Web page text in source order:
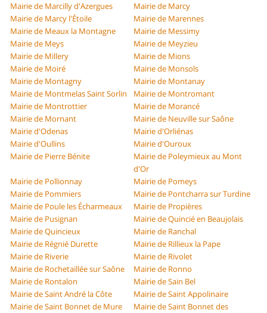
Mairie de Marcilly d'Azergues
Mairie de Marcy
Mairie de Marcy l'Étoile
Mairie de Marennes
Mairie de Meaux la Montagne
Mairie de Messimy
Mairie de Meys
Mairie de Meyzieu
Mairie de Millery
Mairie de Mions
Mairie de Moiré
Mairie de Monsols
Mairie de Montagny
Mairie de Montanay
Mairie de Montmelas Saint Sorlin
Mairie de Montromant
Mairie de Montrottier
Mairie de Morancé
Mairie de Mornant
Mairie de Neuville sur Saône
Mairie d'Odenas
Mairie d'Orliénas
Mairie d'Oullins
Mairie d'Ouroux
Mairie de Pierre Bénite
Mairie de Poleymieux au Mont
d'Or
Mairie de Pollionnay
Mairie de Pomeys
Mairie de Pommiers
Mairie de Pontcharra sur Turdine
Mairie de Poule les Écharmeaux
Mairie de Propières
Mairie de Pusignan
Mairie de Quincié en Beaujolais
Mairie de Quincieux
Mairie de Ranchal
Mairie de Régnié Durette
Mairie de Rillieux la Pape
Mairie de Riverie
Mairie de Rivolet
Mairie de Rochetaillée sur Saône
Mairie de Ronno
Mairie de Rontalon
Mairie de Sain Bel
Mairie de Saint André la Côte
Mairie de Saint Appolinaire
Mairie de Saint Bonnet de Mure
Mairie de Saint Bonnet des